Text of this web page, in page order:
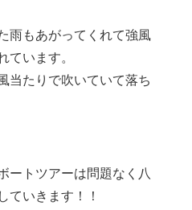
雨もあがってくれて強風
ています。
当たりで吹いていて落ち
ートツアーは問題なく八
ていきます！！